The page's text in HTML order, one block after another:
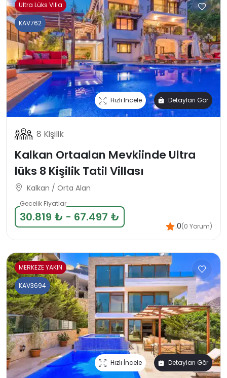
Ultra Lüks Villa
Hızlı İncele Detayları Gör
KAV762
8 Kişilik
Kalkan Ortaalan Mevkiinde Ultra
lüks 8 Kişilik Tatil Villası
Kalkan / Orta Alan
Gecelik Fiyatlar
30.819 ₺ - 67.497 ₺
.0(0 Yorum)
MERKEZE YAKIN
Hızlı İncele Detayları Gör
KAV3694